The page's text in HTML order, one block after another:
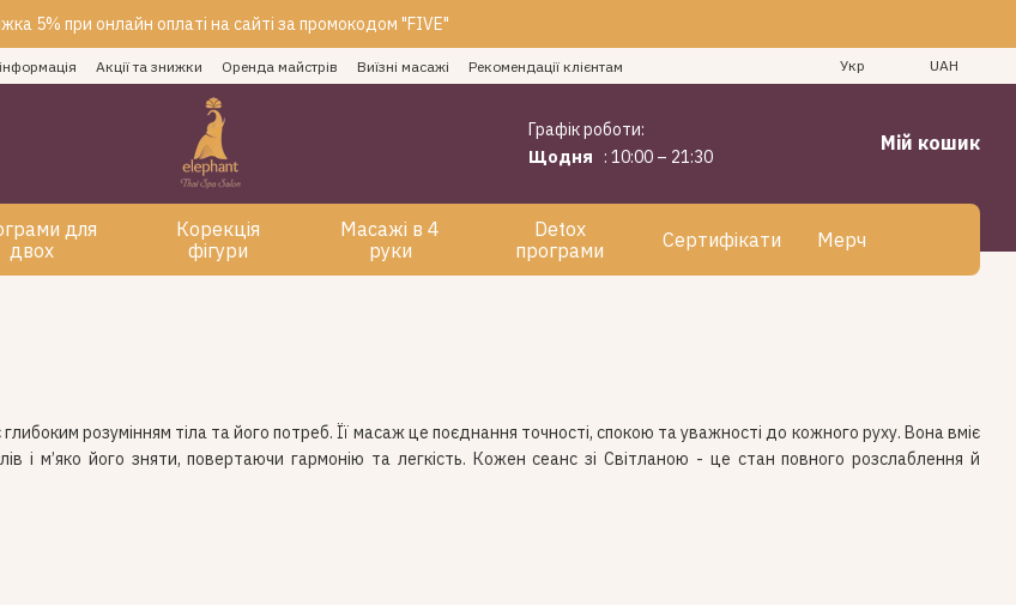
5% при онлайн оплаті на сайті за промокодом "FIVE"
Акції та знижки Оренда майстрів Виїзні масажі
Рекомендації клієнтам
Укр UAH
Графік роботи:
Щодня
: 10:00 – 21:30
Мій кошик
для
двох
Корекція
фігури
Масажі в 4
руки
Detox
програми
Сертифікати Мерч
розумінням тіла та його потреб. Її масаж це поєднання точності, спокою та уважності до кожного руху. Вона вміє
і м’яко його зняти, повертаючи гармонію та легкість. Кожен сеанс зі Світланою - це стан повного розслаблення й